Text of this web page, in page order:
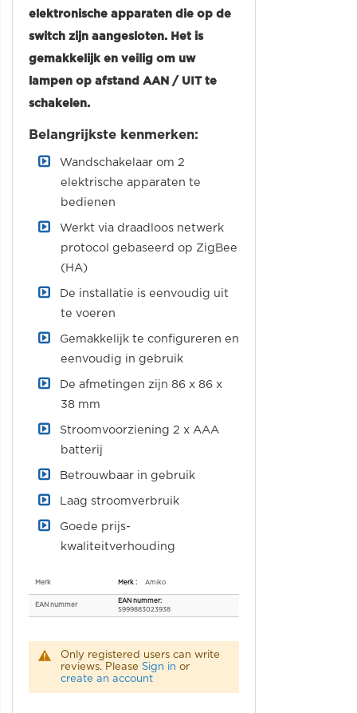
elektronische apparaten die op de
switch zijn aangesloten. Het is
gemakkelijk en veilig om uw
lampen op afstand AAN / UIT te
schakelen.
Belangrijkste kenmerken:
Wandschakelaar om 2
elektrische apparaten te
bedienen
Werkt via draadloos netwerk
protocol gebaseerd op ZigBee
(HA)
De installatie is eenvoudig uit
te voeren
Gemakkelijk te configureren en
eenvoudig in gebruik
De afmetingen zijn 86 x 86 x
38 mm
Stroomvoorziening 2 x AAA
batterij
Betrouwbaar in gebruik
Laag stroomverbruik
Goede prijs-
kwaliteitverhouding
Merk
Amiko
EAN nummer
5999883023938
Only registered users can write
reviews. Please Sign in or
create an account